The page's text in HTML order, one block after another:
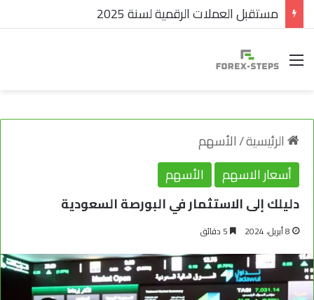
مستقبل العملات الرقمية لسنة 2025
القائمة
الرئيسية/الأسهم
أسعار الاسهم
الأسهم
دليلك إلى الاستثمار في البورصة السعودية
8 أبريل، 2024